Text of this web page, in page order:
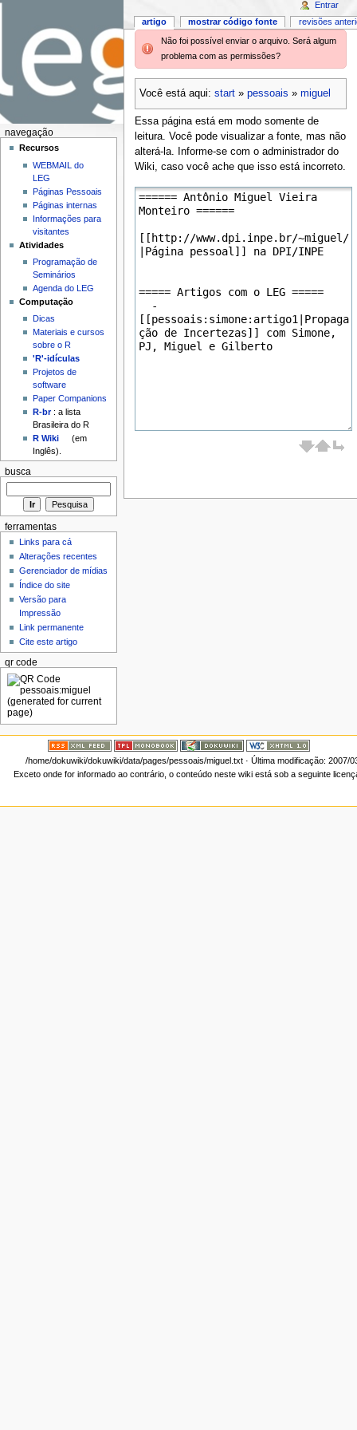
Não foi possível enviar o arquivo. Será algum
problema com as permissões?
Você está aqui: start» pessoais » miguel
Essa página está em modo somente de
leitura. Você pode visualizar a fonte, mas não
alterá-la. Informe-se com o administrador do
Wiki, caso você ache que isso está incorreto.
artigo mostrar código fonte revisões
Entrar
navegação
Recursos
WEBMAIL do
LEG
Páginas Pessoais
Páginas internas
Informações para
visitantes
Atividades
Programação de
Seminários
Agenda do LEG
Computação
Dicas
Materiais e cursos
sobre o R
'R'-idículas
Projetos de
software
Paper Companions
R-br: a lista
Brasileira do R
R Wiki
(em
Inglês).
busca
ferramentas
Links para cá
Alterações recentes
Gerenciador de mídias
Índice do site
Versão para
Impressão
Link permanente
Cite este artigo
qr code
/home/dokuwiki/dokuwiki/data/pages/pessoais/miguel.txt· Última modificação: 2007/
Exceto onde for informado ao contrário, o conteúdo neste wiki está sob a seguinte